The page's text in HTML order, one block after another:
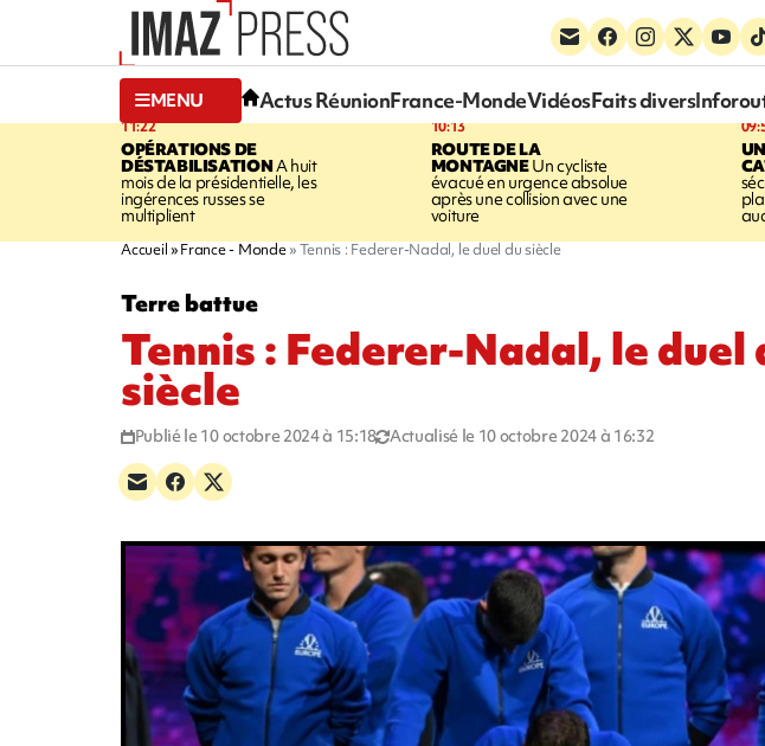
MENU Actus RéunionFrance-MondeVidéosFaits divers
11:22
OPÉRATIONS DE
DÉSTABILISATIONA huit
mois de la présidentielle, les
ingérences russes se
multiplient
10:13
ROUTE DE LA
MONTAGNEUn cycliste
évacué en urgence absolue
après une collision avec une
voiture
Accueil France - Monde Tennis : Federer-Nadal, le duel du siècle
Terre battue
Tennis : Federer-Nadal, le duel
siècle
Publié le 10 octobre 2024 à 15:18 Actualisé le 10 octobre 2024 à 16:32